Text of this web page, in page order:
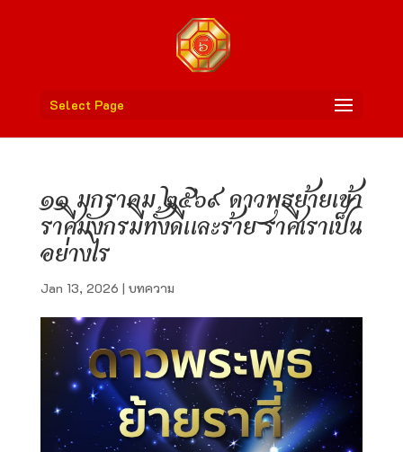
Select Page
๑๑ มกราคม ๒๕๖๙ ดาวพุธย้ายเข้า
ราศีมังกรมีทั้งดีและร้าย ราศีเราเป็น
อย่างไร
Jan 13, 2026 | บทความ